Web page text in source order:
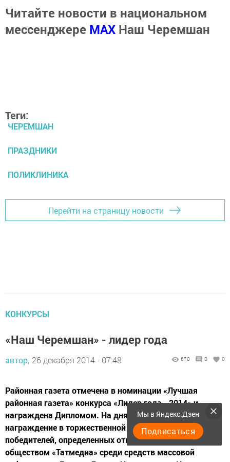
Читайте новости в национальном
мессенджере MАХ Наш Черемшан
Теги:
ЧЕРЕМШАН
ПРАЗДНИКИ
ПОЛИКЛИНИКА
Перейти на страницу новости
КОНКУРСЫ
«Наш Черемшан» - лидер года
автор, 26 декабря 2014 - 07:48 670 0 0
Районная газета отмечена в номинации «Лучшая
районная газета» конкурса «Лидер года - 2014» и
награждена Дипломом. На днях состоялось
награждение в торжественной обстановке
победителей, определенных открытым акционерным
обществом «Татмедиа» среди средств массовой
Мы в Яндекс.Дзен
Подписаться